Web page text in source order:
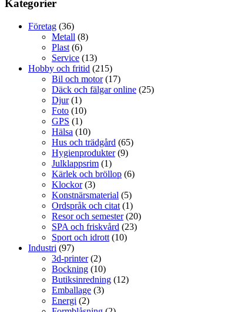
Kategorier
Företag (36)
Metall (8)
Plast (6)
Service (13)
Hobby och fritid (215)
Bil och motor(17)
Däck och fälgar online (25)
Djur(1)
Foto (10)
GPS (1)
Hälsa (10)
Hus och trädgård (65)
Hygienprodukter(9)
Julklappsrim (1)
Kärlek och bröllop (6)
Klockor(3)
Konstnärsmaterial (5)
Ordspråk och citat (1)
Resor och semester(20)
SPA och friskvård (23)
Sport och idrott (10)
Industri (97)
3d-printer(2)
Bockning (10)
Butiksinredning (12)
Emballage (3)
Energi (2)